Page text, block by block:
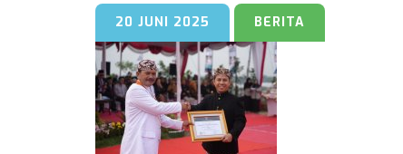
20 JUNI 2025 BERITA